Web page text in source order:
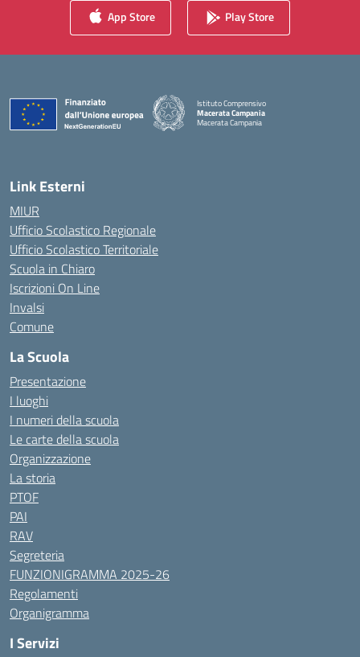
App Store Play Store
Istituto Comprensivo
Macerata Campania
Macerata Campania
— Visita la pagina iniziale della scuola
Link Esterni
MIUR
Ufficio Scolastico Regionale
Ufficio Scolastico Territoriale
Scuola in Chiaro
Iscrizioni On Line
Invalsi
Comune
La Scuola
Presentazione
I luoghi
I numeri della scuola
Le carte della scuola
Organizzazione
La storia
PTOF
PAI
RAV
Segreteria
FUNZIONIGRAMMA 2025-26
Regolamenti
Organigramma
I Servizi